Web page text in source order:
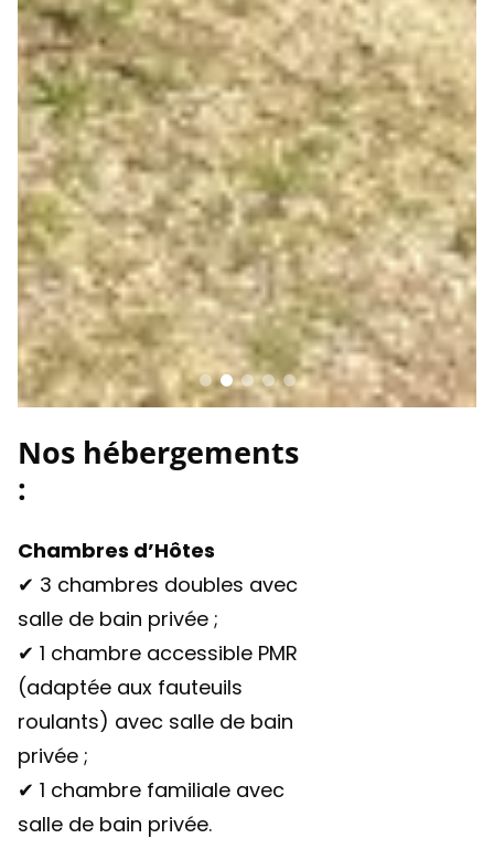
Nos hébergements
:
Chambres d’Hôtes
✔ 3 chambres doubles avec
salle de bain privée ;
✔ 1 chambre accessible PMR
(adaptée aux fauteuils
roulants) avec salle de bain
privée ;
✔ 1 chambre familiale avec
salle de bain privée.